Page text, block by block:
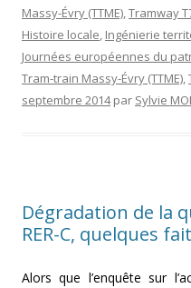
Massy-Évry (TTME),Tramway
Histoire locale, Ingénierie
Journées européennes du
Tram-train Massy-Évry (TTME),
septembre 2014 par Sylvie
Dégradation de la
RER-C, quelques
Alors que l’enquête sur